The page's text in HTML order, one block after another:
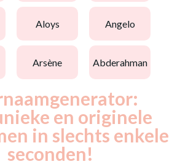
aloys angelo
arsène abderahman
en originele
in slechts enkele
seconden!